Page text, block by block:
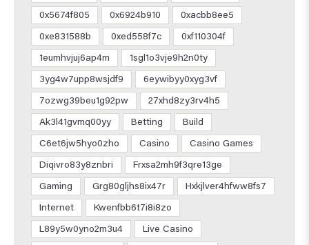
0x5674f805 0x6924b910 0xacbb8ee5
0xe831588b 0xed558f7c 0xf110304f
1eumhvjuj6ap4m 1sgl1o3vje9h2n0ty
3yg4w7upp8wsjdf9 6eywibyy0xyg3vf
7ozwg39beu1g92pw 27xhd8zy3rv4h5
Ak3l41gvmq00yy Betting Build
C6et6jw5hyo0zho Casino Casino Games
Diqivro83y8znbri Frxsa2mh9f3qre13ge
Gaming Grg80gljhs8ix47r Hxkjlver4hfww8fs7
Internet Kwenfbb6t7i8i8zo
L89y5w0yno2m3u4 Live Casino